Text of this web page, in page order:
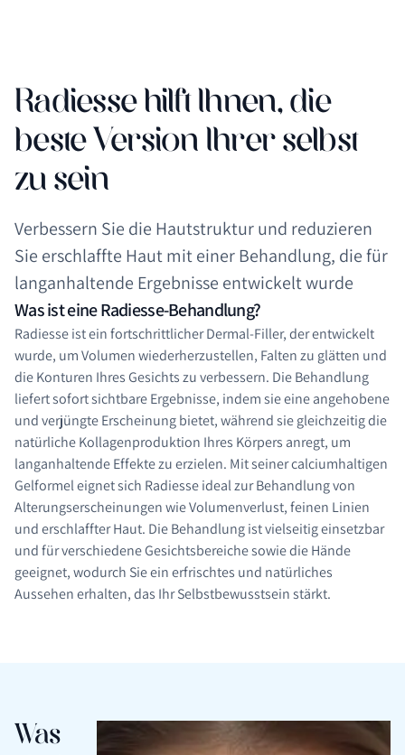
Radiesse hilft Ihnen, die
beste Version Ihrer selbst
zu sein
Verbessern Sie die Hautstruktur und reduzieren
Sie erschlaffte Haut mit einer Behandlung, die für
langanhaltende Ergebnisse entwickelt wurde
Was ist eine Radiesse-Behandlung?
Radiesse ist ein fortschrittlicher Dermal-Filler, der entwickelt
wurde, um Volumen wiederherzustellen, Falten zu glätten und
die Konturen Ihres Gesichts zu verbessern. Die Behandlung
liefert sofort sichtbare Ergebnisse, indem sie eine angehobene
und verjüngte Erscheinung bietet, während sie gleichzeitig die
natürliche Kollagenproduktion Ihres Körpers anregt, um
langanhaltende Effekte zu erzielen. Mit seiner calciumhaltigen
Gelformel eignet sich Radiesse ideal zur Behandlung von
Alterungserscheinungen wie Volumenverlust, feinen Linien
und erschlaffter Haut. Die Behandlung ist vielseitig einsetzbar
und für verschiedene Gesichtsbereiche sowie die Hände
geeignet, wodurch Sie ein erfrischtes und natürliches
Aussehen erhalten, das Ihr Selbstbewusstsein stärkt.
Was